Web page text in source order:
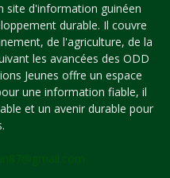
site d'information guinéen
durable. Il couvre
de l'agriculture, de la
les avancées des ODD
Jeunes offre un espace
une information fiable, il
et un avenir durable pour